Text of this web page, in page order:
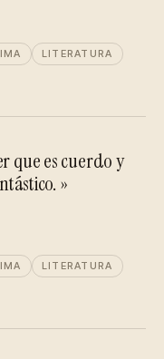
LITERATURA
que es cuerdo y
»
LITERATURA